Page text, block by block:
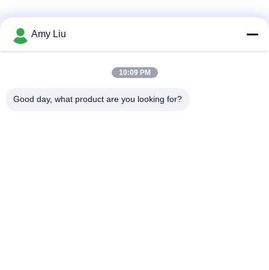
전화
Amy Liu
10:09 PM
Good day, what product are you looking for?